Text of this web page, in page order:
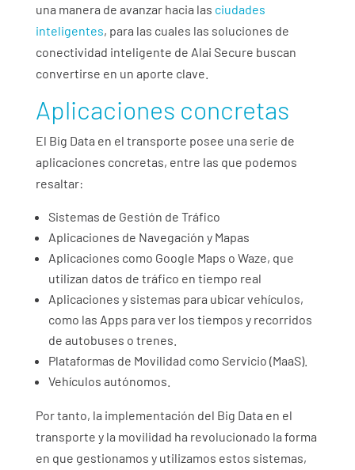
una manera de avanzar hacia las ciudades
inteligentes, para las cuales las soluciones de
conectividad inteligente de Alai Secure buscan
convertirse en un aporte clave.
Aplicaciones concretas
El Big Data en el transporte posee una serie de
aplicaciones concretas, entre las que podemos
resaltar:
Sistemas de Gestión de Tráfico
Aplicaciones de Navegación y Mapas
Aplicaciones como Google Maps o Waze, que
utilizan datos de tráfico en tiempo real
Aplicaciones y sistemas para ubicar vehículos,
como las Apps para ver los tiempos y recorridos
de autobuses o trenes.
Plataformas de Movilidad como Servicio (MaaS).
Vehículos autónomos.
Por tanto, la implementación del Big Data en el
transporte y la movilidad ha revolucionado la forma
en que gestionamos y utilizamos estos sistemas,